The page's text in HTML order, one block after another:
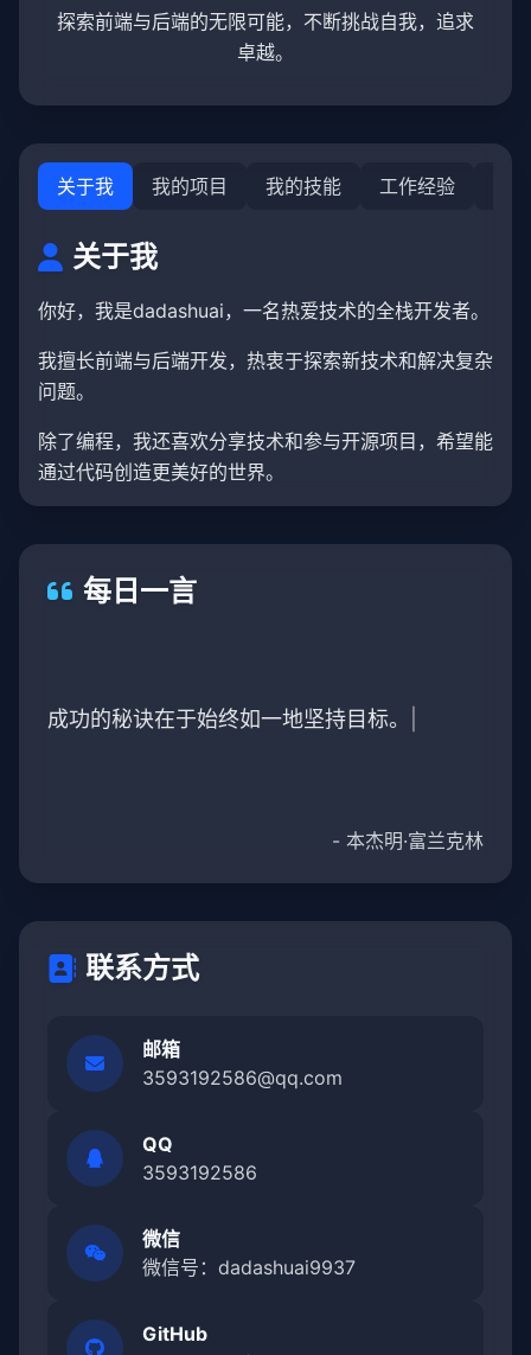
探索前端与后端的无限可能，不断挑战自我，追求
卓越。
关于我 我的项目 我的技能 工作经验
关于我
你好，我是dadashuai，一名热爱技术的全栈开发者。
我擅长前端与后端开发，热衷于探索新技术和解决复杂
问题。
除了编程，我还喜欢分享技术和参与开源项目，希望能
通过代码创造更美好的世界。
每日一言
成功的秘诀在于始终如一地坚持目标。
- 本杰明·富兰克林
联系方式
邮箱
3593192586@qq.com
QQ
3593192586
微信
微信号：dadashuai9937
GitHub